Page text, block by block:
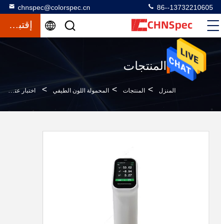
chnspec@colorspec.cn 86--13732210605
إقتباس
المنتجات
المنزل > المنتجات > المحمولة اللون الطيفي > اختبار عتامة البلاستيك اختبار الحبوب واللون المعدني مطياف محمول لقياس اللون